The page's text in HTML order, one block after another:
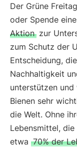
Der Grüne
oder Spende
Aktion zur
zum Schutz der
Entscheidung,
Nachhaltigkeit
unterstützen und
Bienen sehr
die Welt. Ohne
Lebensmittel,
etwa 70% der